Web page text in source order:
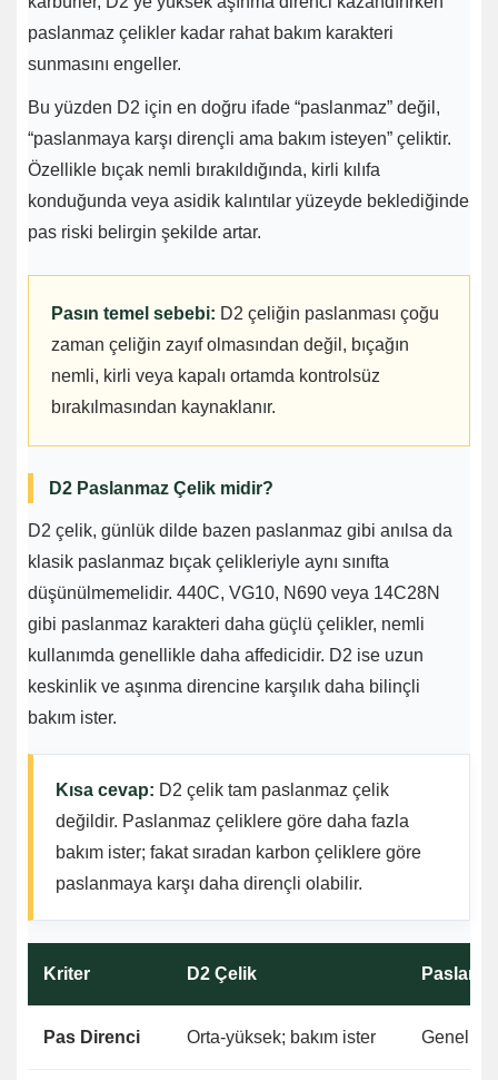
paslanmaz çelikler kadar rahat bakım karakteri
sunmasını engeller.
Bu yüzden D2 için en doğru ifade “paslanmaz” değil,
“paslanmaya karşı dirençli ama bakım isteyen” çeliktir.
Özellikle bıçak nemli bırakıldığında, kirli kılıfa
konduğunda veya asidik kalıntılar yüzeyde beklediğinde
pas riski belirgin şekilde artar.
Pasın temel sebebi: D2 çeliğin paslanması çoğu
zaman çeliğin zayıf olmasından değil, bıçağın
nemli, kirli veya kapalı ortamda kontrolsüz
bırakılmasından kaynaklanır.
D2 Paslanmaz Çelik midir?
D2 çelik, günlük dilde bazen paslanmaz gibi anılsa da
klasik paslanmaz bıçak çelikleriyle aynı sınıfta
düşünülmemelidir. 440C, VG10, N690 veya 14C28N
gibi paslanmaz karakteri daha güçlü çelikler, nemli
kullanımda genellikle daha affedicidir. D2 ise uzun
keskinlik ve aşınma direncine karşılık daha bilinçli
bakım ister.
Kısa cevap: D2 çelik tam paslanmaz çelik
değildir. Paslanmaz çeliklere göre daha fazla
bakım ister; fakat sıradan karbon çeliklere göre
paslanmaya karşı daha dirençli olabilir.
Kriter D2 Çelik
Pas Direnci Orta-yüksek; bakım ister